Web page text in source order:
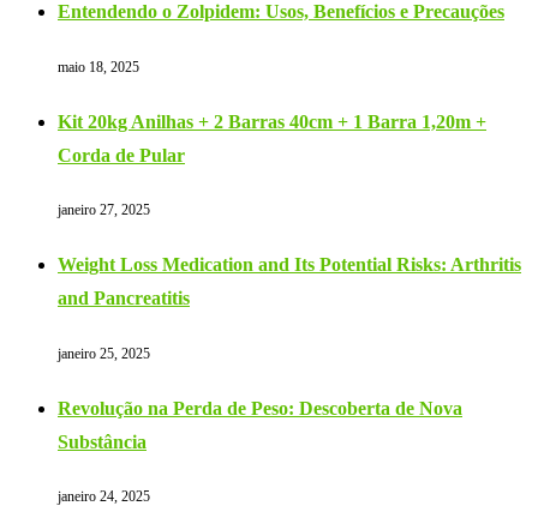
Entendendo o Zolpidem: Usos, Benefícios e Precauções
maio 18, 2025
Kit 20kg Anilhas + 2 Barras 40cm + 1 Barra 1,20m +
Corda de Pular
janeiro 27, 2025
Weight Loss Medication and Its Potential Risks: Arthritis
and Pancreatitis
janeiro 25, 2025
Revolução na Perda de Peso: Descoberta de Nova
Substância
janeiro 24, 2025